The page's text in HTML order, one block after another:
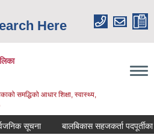
Here
समद्धिको आधार शिक्षा, स्‍वास्‍थ्‍य,
सूचना बालबिकास सहजकर्ता पदपूर्तीका लागि